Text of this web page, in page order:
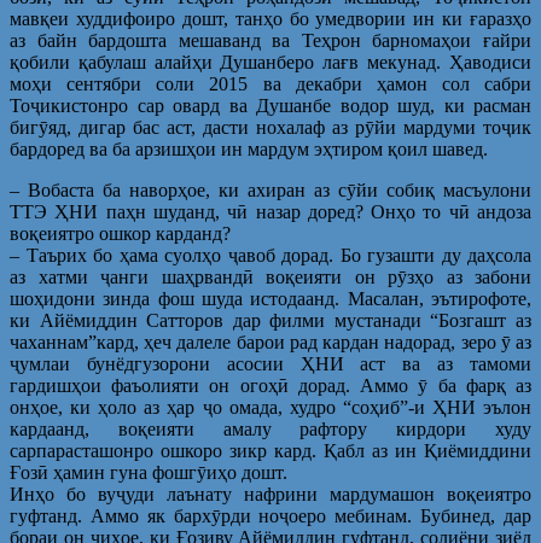
мавқеи худдифоиро дошт, танҳо бо умедвории ин ки ғаразҳо
аз байн бардошта мешаванд ва Теҳрон барномаҳои ғайри
қобили қабулаш алайҳи Душанберо лағв мекунад. Ҳаводиси
моҳи сентябри соли 2015 ва декабри ҳамон сол сабри
Тоҷикистонро сар овард ва Душанбе водор шуд, ки расман
бигӯяд, дигар бас аст, дасти нохалаф аз рӯйи мардуми тоҷик
бардоред ва ба арзишҳои ин мардум эҳтиром қоил шавед.
– Вобаста ба наворҳое, ки ахиран аз сӯйи собиқ масъулони
ТТЭ ҲНИ паҳн шуданд, чӣ назар доред? Онҳо то чӣ андоза
воқеиятро ошкор карданд?
– Таърих бо ҳама суолҳо ҷавоб дорад. Бо гузашти ду даҳсола
аз хатми ҷанги шаҳрвандӣ воқеияти он рӯзҳо аз забони
шоҳидони зинда фош шуда истодаанд. Масалан, эътирофоте,
ки Айёмиддин Сатторов дар филми мустанади “Бозгашт аз
чаханнам”кард, ҳеч далеле барои рад кардан надорад, зеро ӯ аз
ҷумлаи бунёдгузорони асосии ҲНИ аст ва аз тамоми
гардишҳои фаъолияти он огоҳӣ дорад. Аммо ӯ ба фарқ аз
онҳое, ки ҳоло аз ҳар ҷо омада, худро “соҳиб”-и ҲНИ эълон
кардаанд, воқеияти амалу рафтору кирдори худу
сарпарасташонро ошкоро зикр кард. Қабл аз ин Қиёмиддини
Ғозӣ ҳамин гуна фошгӯиҳо дошт.
Инҳо бо вуҷуди лаънату нафрини мардумашон воқеиятро
гуфтанд. Аммо як бархӯрди ноҷоеро мебинам. Бубинед, дар
бораи он чиҳое, ки Ғозиву Айёмиддин гуфтанд, солиёни зиёд